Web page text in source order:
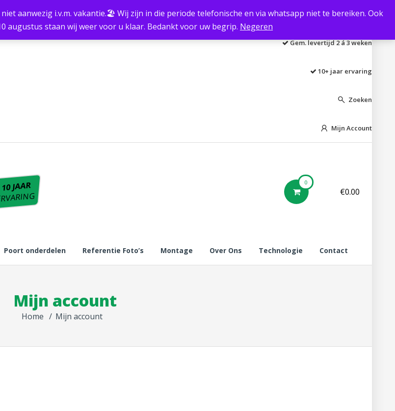
Laagste prijs garantie
Gem. levertijd 2 á 3 weken
10+ jaar ervaring
 Zoeken
 Mijn Account
10 JAAR 0
€0.00
Poort onderdelen Referentie Foto’s Montage Over Ons Technologie Contact
Mijn account
Home Mijn account
aanwezig i.v.m. vakantie.🏖 Wij zijn in die periode telefonische en via whatsapp niet te bereiken. Ook
augustus staan wij weer voor u klaar. Bedankt voor uw begrip. Negeren